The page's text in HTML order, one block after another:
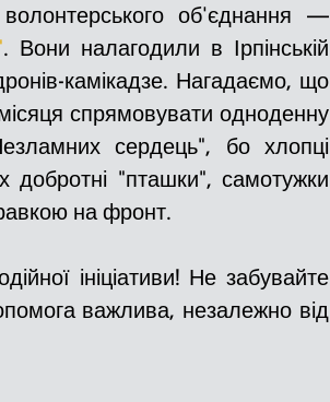
. Вони налагодили в Ірпінській
камікадзе. Нагадаємо, що
спрямовувати одноденну
сердець", бо хлопці
добротні "пташки", самотужки
на фронт.
ініціативи! Не забувайте
важлива, незалежно від